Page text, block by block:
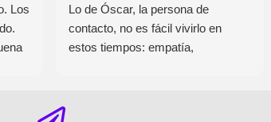
Los
Lo de Óscar, la persona de
contacto, no es fácil vivirlo en
estos tiempos: empatía,